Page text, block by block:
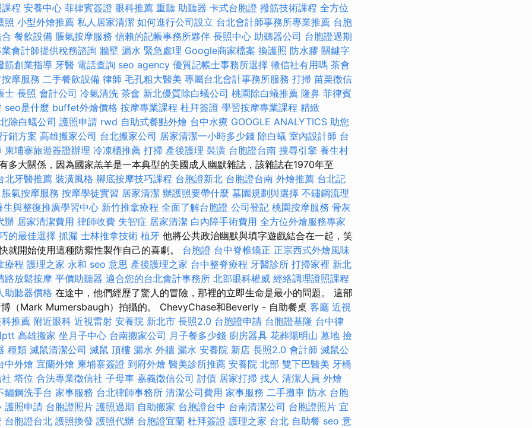
程 安養中心 菲律賓簽證 眼科推薦 重聽 助聽器 卡式台胞證 撥筋技術課程 全方位
照 小型外燴推薦 私人居家清潔 如何進行公司設立 台北會計師事務所專業推薦 台胞
餐飲設備 脹氣按摩服務 信賴的記帳事務所夥伴 長照中心 助聽器公司 台胞證過期
會計師提供稅務諮詢 牆壁 漏水 緊急處理 Google商家檔案 換護照 防水膠 關鍵字
筋創業指導 牙醫 電話查詢 seo agency 優質記帳士事務所選擇 徵信社有用嗎 茶會
摩服務 二手餐飲設備 律師 毛孔粗大醫美 專屬台北會計事務所服務 打掃 苗栗徵信
士 長照 會計公司 冷氣清洗 茶會 新北優質除白蟻公司 桃園除白蟻推薦 隆鼻 菲律賓
seo是什麼 buffet外燴價格 按摩專業課程 杜拜簽證 學習按摩專業課程 精緻
除白蟻公司 護照申請 rwd 自助式餐點外燴 台中水療 GOOGLE ANALYTICS 助您
銷方案 高雄搬家公司 台北搬家公司 居家清潔一小時多少錢 除白蟻 室內設計師 台
柬埔寨旅遊簽證辦理 冷凍櫃推薦 打掃 產後護理 裝潢 台胞證台南 搜尋引擎 養生村
多大關係，因為國家羔羊是一本典型的美國成人幽默雜誌，該雜誌在1970年至
北牙醫推薦 裝潢風格 腳底按摩技巧課程 台胞證新北 台胞證台南 外燴推薦 台北記
脹氣按摩服務 按摩學徒實習 居家清潔 辦護照要帶什麼 墓園規劃與選擇 不鏽鋼流理
生與整復推廣學習中心 新竹推拿療程 全面了解台胞證 公司登記 桃園按摩服務 骨灰
辦 居家清潔費用 律師收費 失智症 居家清潔 白內障手術費用 全方位外燴服務專家
的最佳選擇 抓漏 士林推拿技術 植牙 他將公共政治幽默與填字遊戲結合在一起，笑
就開始使用這種防禦性製作自己的喜劇。 台胞證 台中脊椎矯正 正宗西式外燴風味
療程 護理之家 永和 seo 意思 產後護理之家 台中整脊療程 牙醫診所 打掃家裡 新北
路放鬆按摩 平價助聽器 適合您的台北會計事務所 北部眼科權威 經絡調理證照課程
助聽器價格 在途中，他們經歷了驚人的冒險，那裡的立即生命是最小的問題。 這部
博（Mark Mumersbaugh）拍攝的。 ChevyChase和Beverly - 自助餐桌 客廳 近視
推薦 附近眼科 近視雷射 安養院 新北市 長照2.0 台胞證申請 台胞證基隆 台中律
ptt 高雄搬家 坐月子中心 台南搬家公司 月子餐多少錢 廚房器具 花葬陽明山 墓地 撿
種類 滅鼠清潔公司 滅鼠 頂樓 漏水 外牆 漏水 安養院 新店 長照2.0 會計師 滅鼠公
中外燴 宜蘭外燴 柬埔寨簽證 到府外燴 醫美診所推薦 安養院 北部 雙下巴醫美 牙橋
塔位 合法專業徵信社 子母車 嘉義徵信公司 討債 居家打掃 找人 清潔人員 外燴
鏽鋼洗手台 家事服務 台北律師事務所 清潔公司費用 家事服務 二手攤車 防水 台胞
護照申請 台胞證照片 護照過期 自助搬家 台胞證台中 台南清潔公司 台胞證照片 宜
台胞證台北 護照換發 護照代辦 台胞證宜蘭 杜拜簽證 護理之家 台北 自助餐 seo 意